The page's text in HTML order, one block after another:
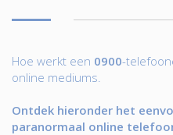
Hoe werkt een 0900-
online mediums.
Ontdek hieronder het
paranormaal online